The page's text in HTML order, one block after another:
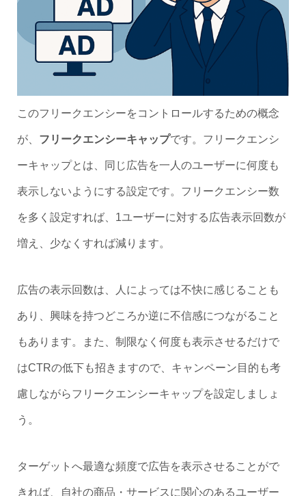
このフリークエンシーをコントロールするための概念
が、 フリークエンシーキャップです。フリークエンシ
ーキャップとは、同じ広告を一人のユーザーに何度も
表示しないようにする設定です。フリークエンシー数
を多く設定すれば、1ユーザーに対する広告表示回数が
増え、少なくすれば減ります。
広告の表示回数は、人によっては不快に感じることも
あり、興味を持つどころか逆に不信感につながること
もあります。また、制限なく何度も表示させるだけで
はCTRの低下も招きますので、キャンペーン目的も考
慮しながらフリークエンシーキャップを設定しましょ
う。
ターゲットへ最適な頻度で広告を表示させることがで
きれば、自社の商品・サービスに関心のあるユーザー